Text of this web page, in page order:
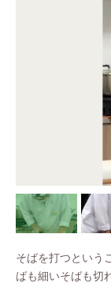
そばを打つという
ばも細いそばも切